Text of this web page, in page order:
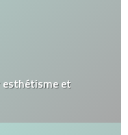
esthétisme et